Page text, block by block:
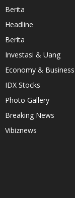
Berita
Headline
Berita
Investasi & Uang
Economy & Business
IDX Stocks
Photo Gallery
Breaking News
Vibiznews